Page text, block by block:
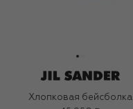
Хлопковая бейсболка